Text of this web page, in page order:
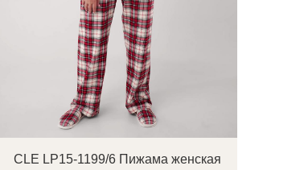
CLE LP15-1199/6 Пижама женская